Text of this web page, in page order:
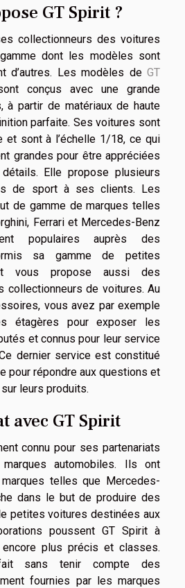
GT Spirit ?
collectionneurs des voitures
dont les modèles sont
d’autres. Les modèles de GT
conçus avec une grande
à partir de matériaux de haute
parfaite. Ses voitures sont
et sont à l’échelle 1/18, ce qui
grandes pour être appréciées
Elle propose plusieurs
de sport à ses clients. Les
de gamme de marques telles
Ferrari et Mercedes-Benz
populaires auprès des
sa gamme de petites
vous propose aussi des
collectionneurs de voitures. Au
vous avez par exemple
étagères pour exposer les
et connus pour leur service
dernier service est constitué
pour répondre aux questions et
leurs produits.
avec GT Spirit
connu pour ses partenariats
automobiles. Ils ont
telles que Mercedes-
dans le but de produire des
petites voitures destinées aux
poussent GT Spirit à
plus précis et classes.
sans tenir compte des
fournies par les marques